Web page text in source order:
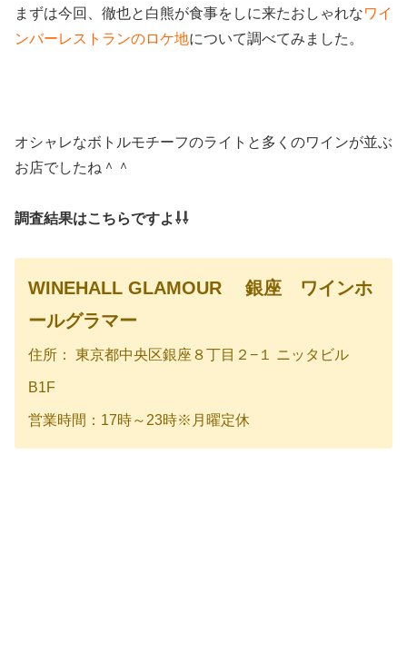
まずは今回、徹也と白熊が食事をしに来たおしゃれなワイ
ンバーレストランのロケ地について調べてみました。
オシャレなボトルモチーフのライトと多くのワインが並ぶ
お店でしたね＾＾
調査結果はこちらですよ⇩⇩
WINEHALL GLAMOUR 銀座 ワインホ
ールグラマー
住所： 東京都中央区銀座８丁目２−１ ニッタビル
B1F
営業時間：17時～23時※月曜定休